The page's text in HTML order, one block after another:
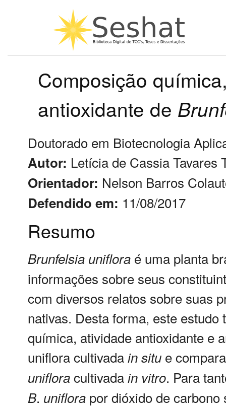
Composição
antioxidante de
Doutorado em Biotecnologia
Autor: Letícia de Cassia Tavares
Orientador: Nelson Barros
Defendido em: 11/08/2017
Resumo
Brunfelsia uniflora é uma planta
informações sobre seus
com diversos relatos sobre suas
nativas. Desta forma, este
química, atividade antioxidante e
uniflora cultivadainsitu e
unifloracultivadain vitro. Para
B. uniflora por dióxido de